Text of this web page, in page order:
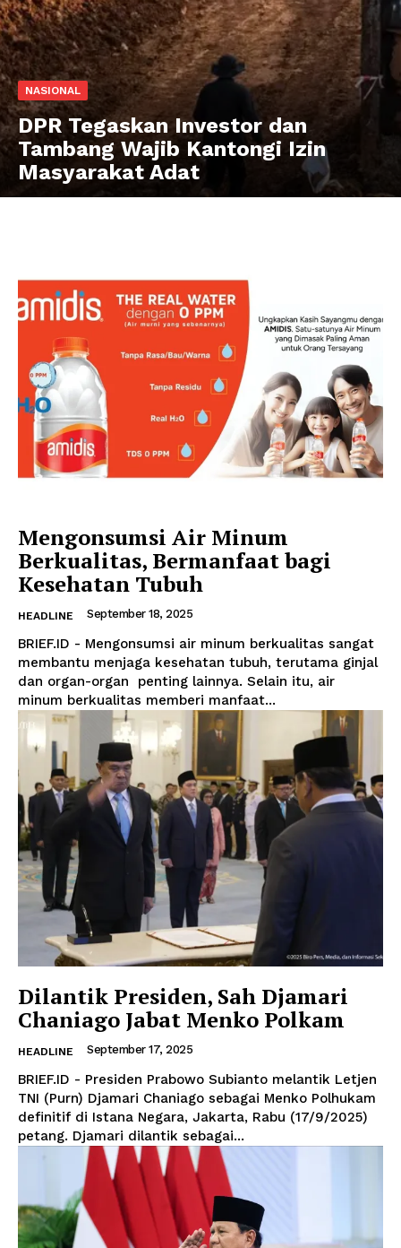
NASIONAL
DPR Tegaskan Investor dan
Tambang Wajib Kantongi Izin
Masyarakat Adat
Mengonsumsi Air Minum
Berkualitas, Bermanfaat bagi
Kesehatan Tubuh
HEADLINE September 18, 2025
BRIEF.ID - Mengonsumsi air minum berkualitas sangat
membantu menjaga kesehatan tubuh, terutama ginjal
dan organ-organ penting lainnya. Selain itu, air
minum berkualitas memberi manfaat...
Dilantik Presiden, Sah Djamari
Chaniago Jabat Menko Polkam
HEADLINE September 17, 2025
BRIEF.ID - Presiden Prabowo Subianto melantik Letjen
TNI (Purn) Djamari Chaniago sebagai Menko Polhukam
definitif di Istana Negara, Jakarta, Rabu (17/9/2025)
petang. Djamari dilantik sebagai...